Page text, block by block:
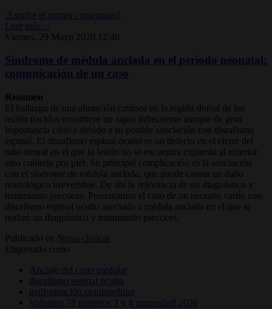
¡Escribe el primer comentario!
Leer más ...
Viernes, 29 Mayo 2020 12:40
Síndrome de médula anclada en el periodo neonatal:
comunicación de un caso
Resumen
El hallazgo de una alteración cutánea en la región dorsal de los
recién nacidos constituye un signo infrecuente aunque de gran
importancia clínica debido a su posible asociación con disrafismo
espinal. El disrafismo espinal oculto es un defecto en el cierre del
tubo neural en el que la lesión no se encuentra expuesta al exterior
sino cubierta por piel. Su principal complicación es la asociación
con el síndrome de médula anclada, que puede causar un daño
neurológico irreversible. De ahí la relevancia de un diagnóstico y
tratamiento precoces. Presentamos el caso de un neonato varón con
disrafismo espinal oculto asociado a médula anclada en el que se
realizó un diagnóstico y tratamiento precoces.
Publicado en
Notas clínicas
Etiquetado como
Anclaje del cono medular
disrafismo espinal oculto
malformación raquimedular
Volumen 78 números 3 y 4 marzoabril 2020